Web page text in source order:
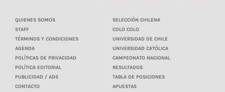
QUIENES SOMOS
STAFF
TÉRMINOS Y CONDICIONES
AGENDA
POLÍTICAS DE PRIVACIDAD
POLÍTICA EDITORIAL
PUBLICIDAD / ADS
CONTACTO
SELECCIÓN CHILENA
COLO COLO
UNIVERSIDAD DE CHILE
UNIVERSIDAD CATÓLICA
CAMPEONATO NACIONAL
RESULTADOS
TABLA DE POSICIONES
APUESTAS